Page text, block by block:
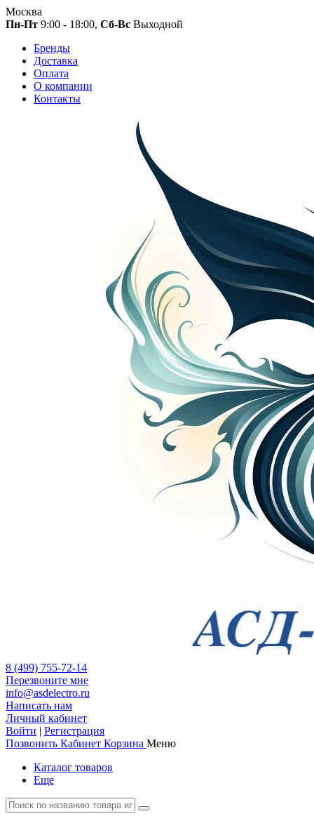
Москва
Пн-Пт 9:00 - 18:00, Сб-Вс Выходной
Бренды
Доставка
Оплата
О компании
Контакты
8 (499) 755-72-14
Перезвоните мне
info@asdelectro.ru
Написать нам
Личный кабинет
Войти | Регистрация
Позвонить Кабинет Корзина Меню
Каталог товаров
Еще